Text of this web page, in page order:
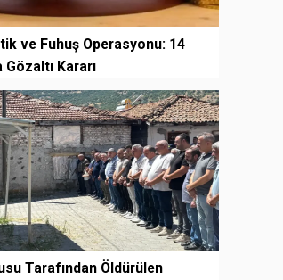
ve Fuhuş Operasyonu: 14
Kararı
Tarafından Öldürülen